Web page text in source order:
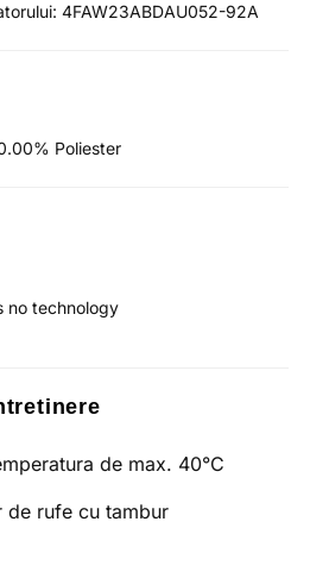
4FAW23ABDAU052-92A
Poliester
no technology
de max. 40°C
de rufe cu tambur